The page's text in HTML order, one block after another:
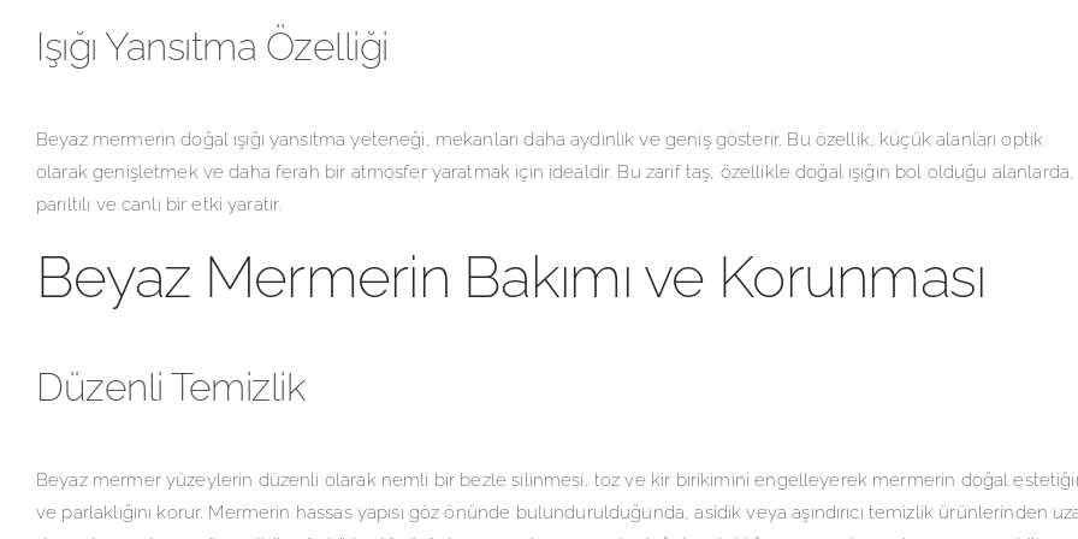
Işığı Yansıtma Özelliği
Beyaz mermerin doğal ışığı yansıtma yeteneği, mekanları daha aydınlık ve geniş gösterir. Bu özellik, küçük alanları optik
olarak genişletmek ve daha ferah bir atmosfer yaratmak için idealdir. Bu zarif taş, özellikle doğal ışığın bol olduğu alanlarda,
parıltılı ve canlı bir etki yaratır.
Beyaz Mermerin Bakımı ve Korunması
Düzenli Temizlik
Beyaz mermer yüzeylerin düzenli olarak nemli bir bezle silinmesi, toz ve kir birikimini engelleyerek mermerin doğal
ve parlaklığını korur. Mermerin hassas yapısı göz önünde bulundurulduğunda, asidik veya aşındırıcı temizlik ürünlerinden